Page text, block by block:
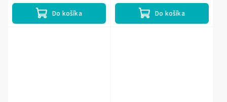
Do košíka Do košíka